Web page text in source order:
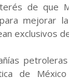
de que
mejorar
exclusivos
de